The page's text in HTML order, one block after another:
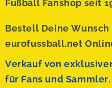
Fußball Fanshop seit
Bestell Deine
eurofussball.net
Verkauf von
für Fans und Sammler.